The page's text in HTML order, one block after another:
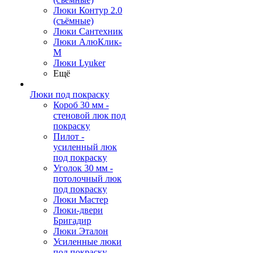
Люки Контур 2.0
(съёмные)
Люки Сантехник
Люки АлюКлик-
М
Люки Lyuker
Ещё
Люки под покраску
Короб 30 мм -
стеновой люк под
покраску
Пилот -
усиленный люк
под покраску
Уголок 30 мм -
потолочный люк
под покраску
Люки Мастер
Люки-двери
Бригадир
Люки Эталон
Усиленные люки